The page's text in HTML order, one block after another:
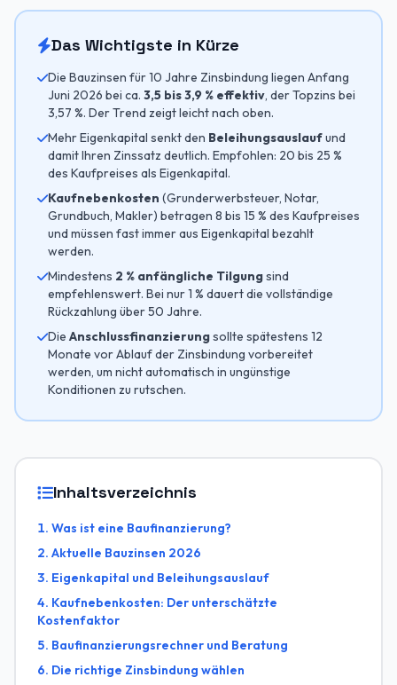
Das Wichtigste in Kürze
Die Bauzinsen für 10 Jahre Zinsbindung liegen Anfang
Juni 2026 bei ca. 3,5 bis 3,9 % effektiv, der Topzins bei
3,57 %. Der Trend zeigt leicht nach oben.
Mehr Eigenkapital senkt den Beleihungsauslaufund
damit Ihren Zinssatz deutlich. Empfohlen: 20 bis 25 %
des Kaufpreises als Eigenkapital.
Kaufnebenkosten (Grunderwerbsteuer, Notar,
Grundbuch, Makler) betragen 8 bis 15 % des Kaufpreises
und müssen fast immer aus Eigenkapital bezahlt
werden.
Mindestens 2 % anfängliche Tilgungsind
empfehlenswert. Bei nur 1 % dauert die vollständige
Rückzahlung über 50 Jahre.
Die Anschlussfinanzierungsollte spätestens 12
Monate vor Ablauf der Zinsbindung vorbereitet
werden, um nicht automatisch in ungünstige
Konditionen zu rutschen.
Inhaltsverzeichnis
Was ist eine Baufinanzierung?
Aktuelle Bauzinsen 2026
Eigenkapital und Beleihungsauslauf
Kaufnebenkosten: Der unterschätzte
Kostenfaktor
Baufinanzierungsrechner und Beratung
Die richtige Zinsbindung wählen